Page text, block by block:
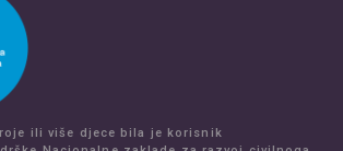
ili više djece bila je korisnik